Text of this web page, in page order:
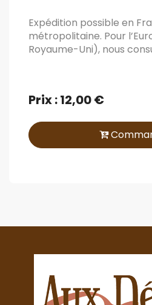
Expédition possible en
métropolitaine. Pour
Royaume-Uni), nous
Prix : 12,00 €